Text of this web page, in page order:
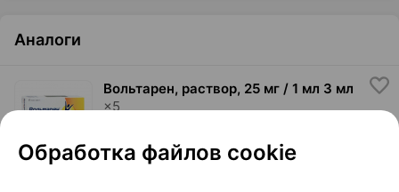
Аналоги
Вольтарен, раствор, 25 мг / 1 мл 3 мл
×5
Инструкция
Обработка файлов cookie